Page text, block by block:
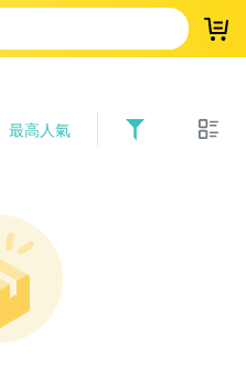
登
最高人氣